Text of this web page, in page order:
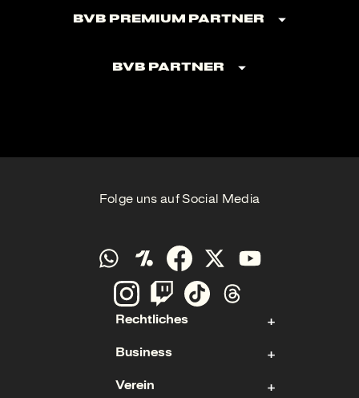
BVB Premium Partner
BVB Partner
Folge uns auf Social Media
Rechtliches
Kontakt
Impressum
Business
Aktie
Verein